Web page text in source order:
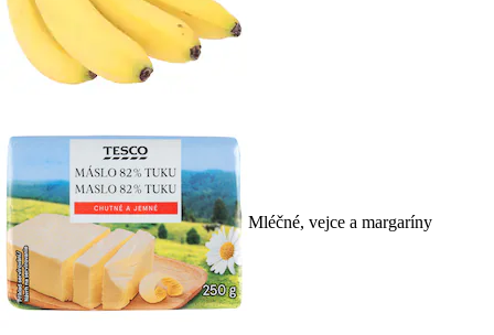
Mléčné, vejce a margaríny